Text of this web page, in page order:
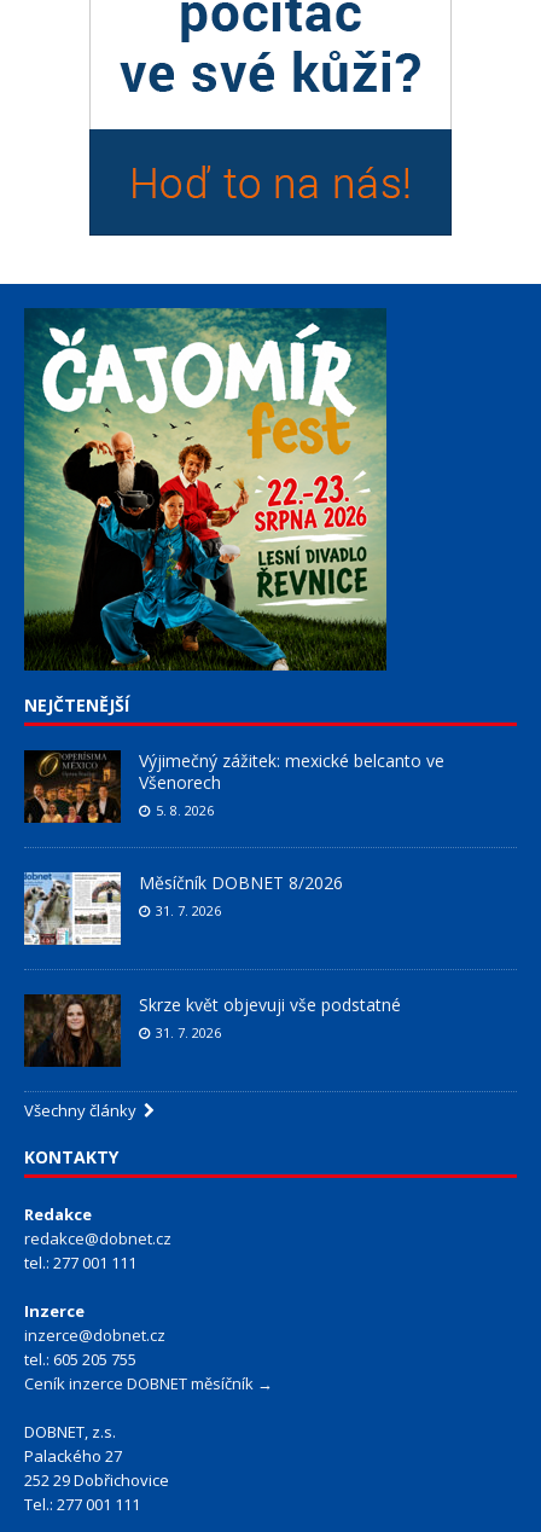
NEJČTENĚJŠÍ
Výjimečný zážitek: mexické belcanto ve
Všenorech
5. 8. 2026
Měsíčník DOBNET 8/2026
31. 7. 2026
Skrze květ objevuji vše podstatné
31. 7. 2026
Všechny články
KONTAKTY
Redakce
redakce@dobnet.cz
tel.: 277 001 111
Inzerce
inzerce@dobnet.cz
tel.: 605 205 755
Ceník inzerce DOBNET měsíčník →
DOBNET, z.s.
Palackého 27
252 29 Dobřichovice
Tel.: 277 001 111